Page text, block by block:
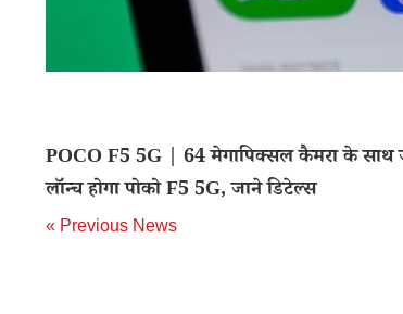
POCO F5 5G | 64 मेगापिक्सल कैमरा के साथ
लॉन्च होगा पोको F5 5G, जाने डिटेल्स
« Previous News